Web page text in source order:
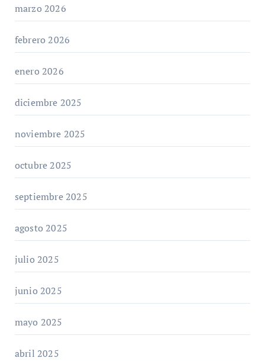
marzo 2026
febrero 2026
enero 2026
diciembre 2025
noviembre 2025
octubre 2025
septiembre 2025
agosto 2025
julio 2025
junio 2025
mayo 2025
abril 2025